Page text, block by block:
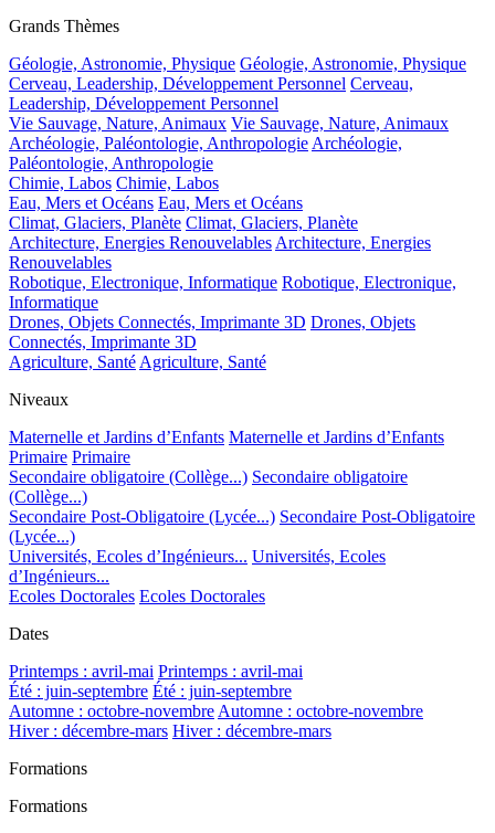
Grands Thèmes
Géologie, Astronomie, Physique Géologie, Astronomie, Physique
Cerveau, Leadership, Développement Personnel Cerveau,
Leadership, Développement Personnel
Vie Sauvage, Nature, Animaux Vie Sauvage, Nature, Animaux
Archéologie, Paléontologie, AnthropologieArchéologie,
Paléontologie, Anthropologie
Chimie, Labos Chimie, Labos
Eau, Mers et Océans Eau, Mers et Océans
Climat, Glaciers, Planète Climat, Glaciers, Planète
Architecture, Energies RenouvelablesArchitecture, Energies
Renouvelables
Robotique, Electronique, Informatique Robotique, Electronique,
Informatique
Drones, Objets Connectés, Imprimante 3D Drones, Objets
Connectés, Imprimante 3D
Agriculture, SantéAgriculture, Santé
Niveaux
Maternelle et Jardins d’Enfants Maternelle et Jardins d’Enfants
Primaire Primaire
Secondaire obligatoire (Collège...) Secondaire obligatoire
(Collège...)
Secondaire Post-Obligatoire (Lycée...) Secondaire Post-Obligatoire
(Lycée...)
Universités, Ecoles d’Ingénieurs... Universités, Ecoles
d’Ingénieurs...
Ecoles Doctorales Ecoles Doctorales
Dates
Printemps : avril-mai Printemps : avril-mai
Été : juin-septembre Été : juin-septembre
Automne : octobre-novembreAutomne : octobre-novembre
Hiver : décembre-mars Hiver : décembre-mars
Formations
Formations